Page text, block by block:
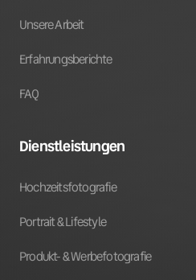
Unsere Arbeit
Erfahrungsberichte
FAQ
Dienstleistungen
Hochzeitsfotografie
Portrait & Lifestyle
Produkt- & Werbefotografie